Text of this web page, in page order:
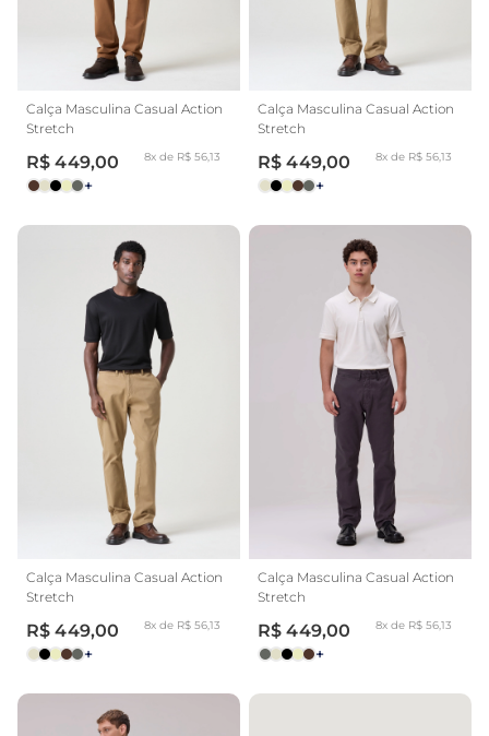
Calça Masculina Casual Action
Stretch
R$ 449,00 8x de R$ 56,13
+
Calça Masculina Casual Action
Stretch
R$ 449,00 8x de R$ 56,13
+
Calça Masculina Casual Action
Stretch
R$ 449,00 8x de R$ 56,13
+
Calça Masculina Casual Action
Stretch
R$ 449,00 8x de R$ 56,13
+